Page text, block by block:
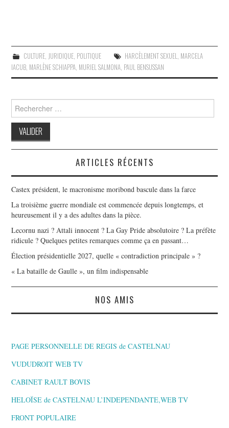
CULTURE, JURIDIQUE, POLITIQUE HARCÈLEMENT SEXUEL, MARCELA
IACUB, MARLÈNE SCHIAPPA, MURIEL SALMONA, PAUL BENSUSSAN
Search
for:
ARTICLES RÉCENTS
Castex président, le macronisme moribond bascule dans la farce
La troisième guerre mondiale est commencée depuis longtemps, et
heureusement il y a des adultes dans la pièce.
Lecornu nazi ? Attali innocent ? La Gay Pride absolutoire ? La préfète
ridicule ? Quelques petites remarques comme ça en passant…
Élection présidentielle 2027, quelle « contradiction principale » ?
« La bataille de Gaulle », un film indispensable
NOS AMIS
PAGE PERSONNELLE DE REGIS de CASTELNAU
VUDUDROIT WEB TV
CABINET RAULT BOVIS
HELOÏSE de CASTELNAU L’INDEPENDANTE,WEB TV
FRONT POPULAIRE